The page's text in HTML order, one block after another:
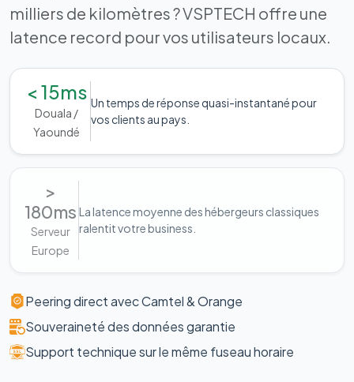
milliers de kilomètres ? VSPTECH offre une
latence record pour vos utilisateurs locaux.
< 15ms
Douala /
Yaoundé
Un temps de réponse quasi-instantané pour
vos clients au pays.
>
180ms
Serveur
Europe
La latence moyenne des hébergeurs classiques
ralentit votre business.
Peering direct avec Camtel & Orange
Souveraineté des données garantie
Support technique sur le même fuseau horaire